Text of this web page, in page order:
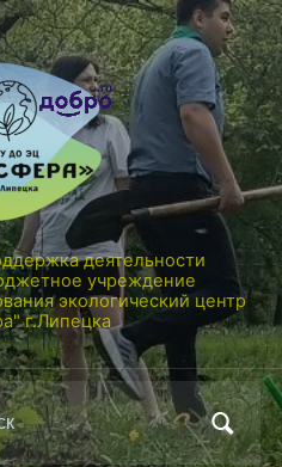
деятельности
учреждение
экологический центр
г.Липецка